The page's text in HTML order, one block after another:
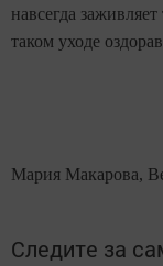
навсегда
таком уходе
Мария Макарова,
Следите за